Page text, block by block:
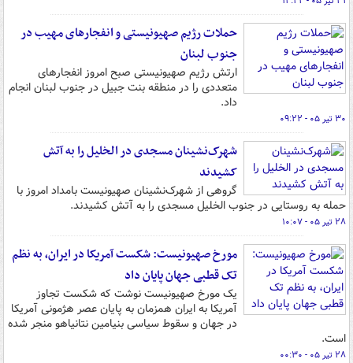
حملات رژیم صهیونیستی و انفجارهای مهیب در
جنوب لبنان
ارتش رژیم صهیونیستی صبح امروز انفجارهای
متعددی را در منطقه بنت جبیل در جنوب لبنان انجام
داد.
۳۰ تیر ۰۵ - ۰۹:۲۲
شهرک‌نشینان مسجدی در الخلیل را به آتش
کشیدند
گروهی از شهرک‌نشینان صهیونیست بامداد امروز با
حمله به روستایی در جنوب الخلیل مسجدی را به آتش کشیدند.
۲۸ تیر ۰۵ - ۱۰:۰۷
مورخ صهیونیست: شکست آمریکا در ایران، به نظم
تک قطبی جهان پایان داد
یک مورخ صهیونیست نوشت که شکست تجاوز
آمریکا به ایران همزمان به پایان عصر هژمونی آمریکا
در جهان و سقوط سیاسی بنیامین نتانیاهو منجر شده
است.
۲۸ تیر ۰۵ - ۰۰:۳۰